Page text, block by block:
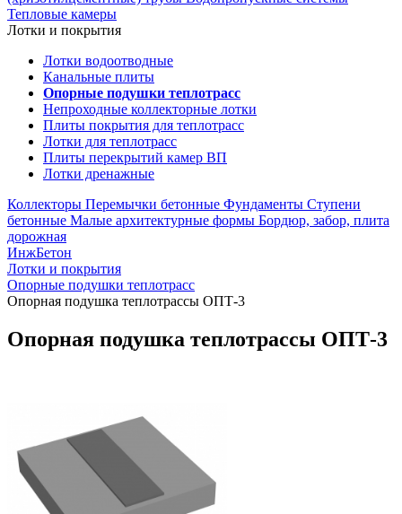
Тепловые камеры
Лотки и покрытия
Лотки водоотводные
Канальные плиты
Опорные подушки теплотрасс
Непроходные коллекторные лотки
Плиты покрытия для теплотрасс
Лотки для теплотрасс
Плиты перекрытий камер ВП
Лотки дренажные
Коллекторы Перемычки бетонные Фундаменты Ступени
бетонные Малые архитектурные формы Бордюр, забор, плита
дорожная
ИнжБетон
Лотки и покрытия
Опорные подушки теплотрасс
Опорная подушка теплотрассы ОПТ-3
Опорная подушка теплотрассы ОПТ-3